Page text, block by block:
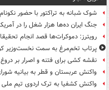
شوک شبانه به تراکتور با حضور نکونام
جنگ ایران ده‌ها هزار شغل را در
رویترز: دموکرات‌ها قصد انجام
پرتاب تخم‌مرغ به سمت نخست‌وزیر
نقشه کشی برای فتنه و اصرار بر دروغ
واکنش عربستان و قطر به بیانیه
واکنش کشفیا به ترک اردوی تیم